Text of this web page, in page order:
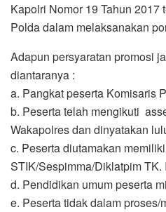
Kapolri Nomor 19 Tahun 2017
Polda dalam melaksanakan
Adapun persyaratan promosi
diantaranya :
a. Pangkat peserta Komisaris
b. Peserta telah mengikuti
Wakapolres dan dinyatakan
c. Peserta diutamakan
STIK/Sespimma/Diklatpim TK.
d. Pendidikan umum peserta
e. Peserta tidak dalam